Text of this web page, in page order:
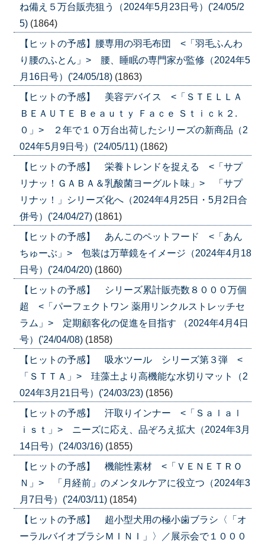
ね備え５万台販売狙う（2024年5月23日号）('24/05/2
5) (1864)
【ヒットの予感】腰専用の羽毛布団 <「羽毛ふんわ
り腰のふとん」> 腰、睡眠の専門家が監修（2024年5
月16日号）('24/05/18) (1863)
【ヒットの予感】 美容デバイス <「ＳＴＥＬＬＡ
ＢＥＡＵＴＥ Ｂｅａｕｔｙ Ｆａｃｅ Ｓｔｉｃｋ２.
０」> ２年で１０万台出荷したシリーズの新商品（2
024年5月9日号）('24/05/11) (1862)
【ヒットの予感】 栄養トレンドを捉える <「サプ
リナッ！ＧＡＢＡ＆乳酸菌ヨーグルト味」> 「サプ
リナッ！」シリーズ化へ（2024年4月25日・5月2日合
併号）('24/04/27) (1861)
【ヒットの予感】 あんこのペットフード <「あん
ちゅーぶ」> 包装は万華鏡をイメージ（2024年4月18
日号）('24/04/20) (1860)
【ヒットの予感】 シリーズ累計販売数８０００万個
超 <「パーフェクトワン 薬用リンクルストレッチセ
ラム」> 定期顧客化の促進を目指す （2024年4月4日
号）('24/04/08) (1858)
【ヒットの予感】 吸水ツール シリーズ第３弾 <
「ＳＴＴＡ」> 珪藻土より高機能な水切りマット（2
024年3月21日号）('24/03/23) (1856)
【ヒットの予感】 汗取りインナー <「Ｓａｌａｌ
ｉｓｔ」> ニーズに応え、品ぞろえ拡大（2024年3月
14日号）('24/03/16) (1855)
【ヒットの予感】 機能性素材 <「ＶＥＮＥＴＲＯ
Ｎ」> 「月経前」のメンタルケアに役立つ（2024年3
月7日号）('24/03/11) (1854)
【ヒットの予感】 超小型犬用の極小歯ブラシ〈「オ
ーラルバイオブラシＭＩＮＩ」〉／展示会で１０００